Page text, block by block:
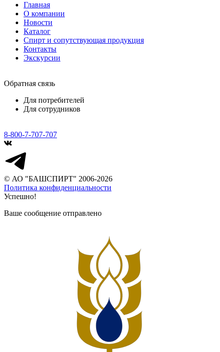
Главная
О компании
Новости
Каталог
Спирт и сопутствующая продукция
Контакты
Экскурсии
Обратная связь
Для потребителей
Для сотрудников
8-800-7-707-707
© АО "БАШСПИРТ" 2006-2026
Политика конфиденциальности
Успешно!
Ваше сообщение отправлено